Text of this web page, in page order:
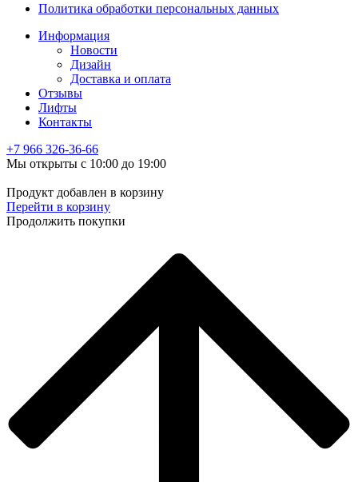
Политика обработки персональных данных
Информация
Новости
Дизайн
Доставка и оплата
Отзывы
Лифты
Контакты
+7 966 326-36-66
Мы открыты с 10:00 до 19:00
Продукт добавлен в корзину
Перейти в корзину
Продолжить покупки